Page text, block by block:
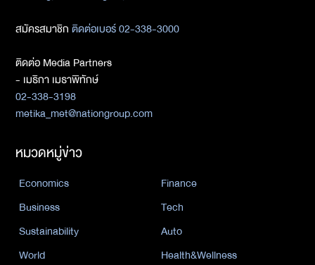
สมัครสมาชิกติดต่อเบอร์ 02-338-3000
ติดต่อ Media Partners
- เมธิกา เมธาพิทักษ์
02-338-3198
metika_met@nationgroup.com
หมวดหมู่ข่าว
Economics
Finance
Business
Tech
Sustainability
Auto
World
Health&Wellness